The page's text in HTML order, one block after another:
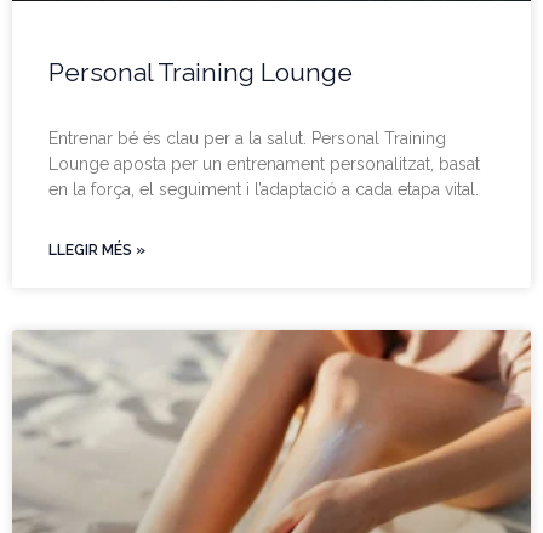
Personal Training Lounge
Entrenar bé és clau per a la salut. Personal Training
Lounge aposta per un entrenament personalitzat, basat
en la força, el seguiment i l’adaptació a cada etapa vital.
LLEGIR MÉS »